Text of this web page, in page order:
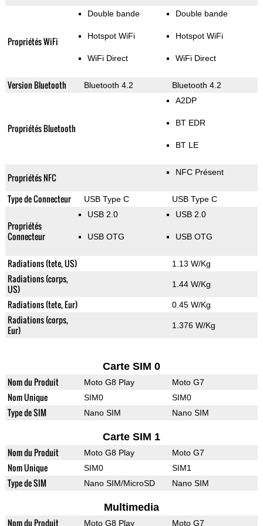
Propriétés WiFi
Double bande
Hotspot WiFi
WiFi Direct
Double bande
Hotspot WiFi
WiFi Direct
Version Bluetooth Bluetooth 4.2 Bluetooth 4.2
Propriétés Bluetooth
A2DP
BT EDR
BT LE
Propriétés NFC NFC Présent
Type de Connecteur USB Type C USB Type C
Propriétés
Connecteur
USB 2.0
USB OTG
USB 2.0
USB OTG
Radiations (tete, US) 1.13 W/Kg
Radiations (corps,
US)
1.44 W/Kg
Radiations (tete, Eur) 0.45 W/Kg
Radiations (corps,
Eur)
1.376 W/Kg
Carte SIM 0
Nom du Produit Moto G8 Play Moto G7
Nom Unique SIM0 SIM0
Type de SIM Nano SIM Nano SIM
Carte SIM 1
Nom du Produit Moto G8 Play Moto G7
Nom Unique SIM0 SIM1
Type de SIM Nano SIM/MicroSD Nano SIM
Multimedia
Nom du Produit Moto G8 Play Moto G7